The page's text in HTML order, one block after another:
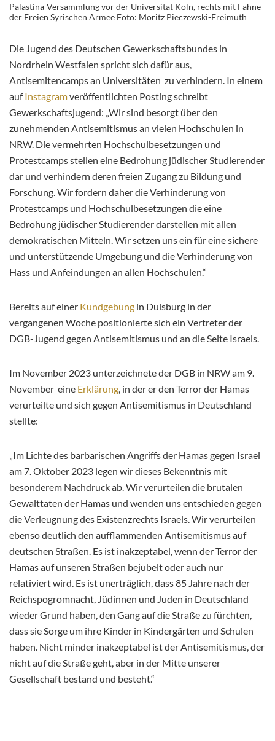
Palästina-Versammlung vor der Universität Köln, rechts mit Fahne
der Freien Syrischen Armee Foto: Moritz Pieczewski-Freimuth
Die Jugend des Deutschen Gewerkschaftsbundes in
Nordrhein Westfalen spricht sich dafür aus,
Antisemitencamps an Universitäten zu verhindern. In einem
aufInstagramveröffentlichten Posting schreibt
Gewerkschaftsjugend: „Wir sind besorgt über den
zunehmenden Antisemitismus an vielen Hochschulen in
NRW. Die vermehrten Hochschulbesetzungen und
Protestcamps stellen eine Bedrohung jüdischer Studierender
dar und verhindern deren freien Zugang zu Bildung und
Forschung. Wir fordern daher die Verhinderung von
Protestcamps und Hochschulbesetzungen die eine
Bedrohung jüdischer Studierender darstellen mit allen
demokratischen Mitteln. Wir setzen uns ein für eine sichere
und unterstützende Umgebung und die Verhinderung von
Hass und Anfeindungen an allen Hochschulen.“
Bereits auf einer Kundgebung in Duisburg in der
vergangenen Woche positionierte sich ein Vertreter der
DGB-Jugend gegen Antisemitismus und an die Seite Israels.
Im November 2023 unterzeichnete der DGB in NRW am 9.
November eine Erklärung, in der er den Terror der Hamas
verurteilte und sich gegen Antisemitismus in Deutschland
stellte:
„Im Lichte des barbarischen Angriffs der Hamas gegen Israel
am 7. Oktober 2023 legen wir dieses Bekenntnis mit
besonderem Nachdruck ab. Wir verurteilen die brutalen
Gewalttaten der Hamas und wenden uns entschieden gegen
die Verleugnung des Existenzrechts Israels. Wir verurteilen
ebenso deutlich den aufflammenden Antisemitismus auf
deutschen Straßen. Es ist inakzeptabel, wenn der Terror der
Hamas auf unseren Straßen bejubelt oder auch nur
relativiert wird. Es ist unerträglich, dass 85 Jahre nach der
Reichspogromnacht, Jüdinnen und Juden in Deutschland
wieder Grund haben, den Gang auf die Straße zu fürchten,
dass sie Sorge um ihre Kinder in Kindergärten und Schulen
haben. Nicht minder inakzeptabel ist der Antisemitismus, der
nicht auf die Straße geht, aber in der Mitte unserer
Gesellschaft bestand und besteht.“